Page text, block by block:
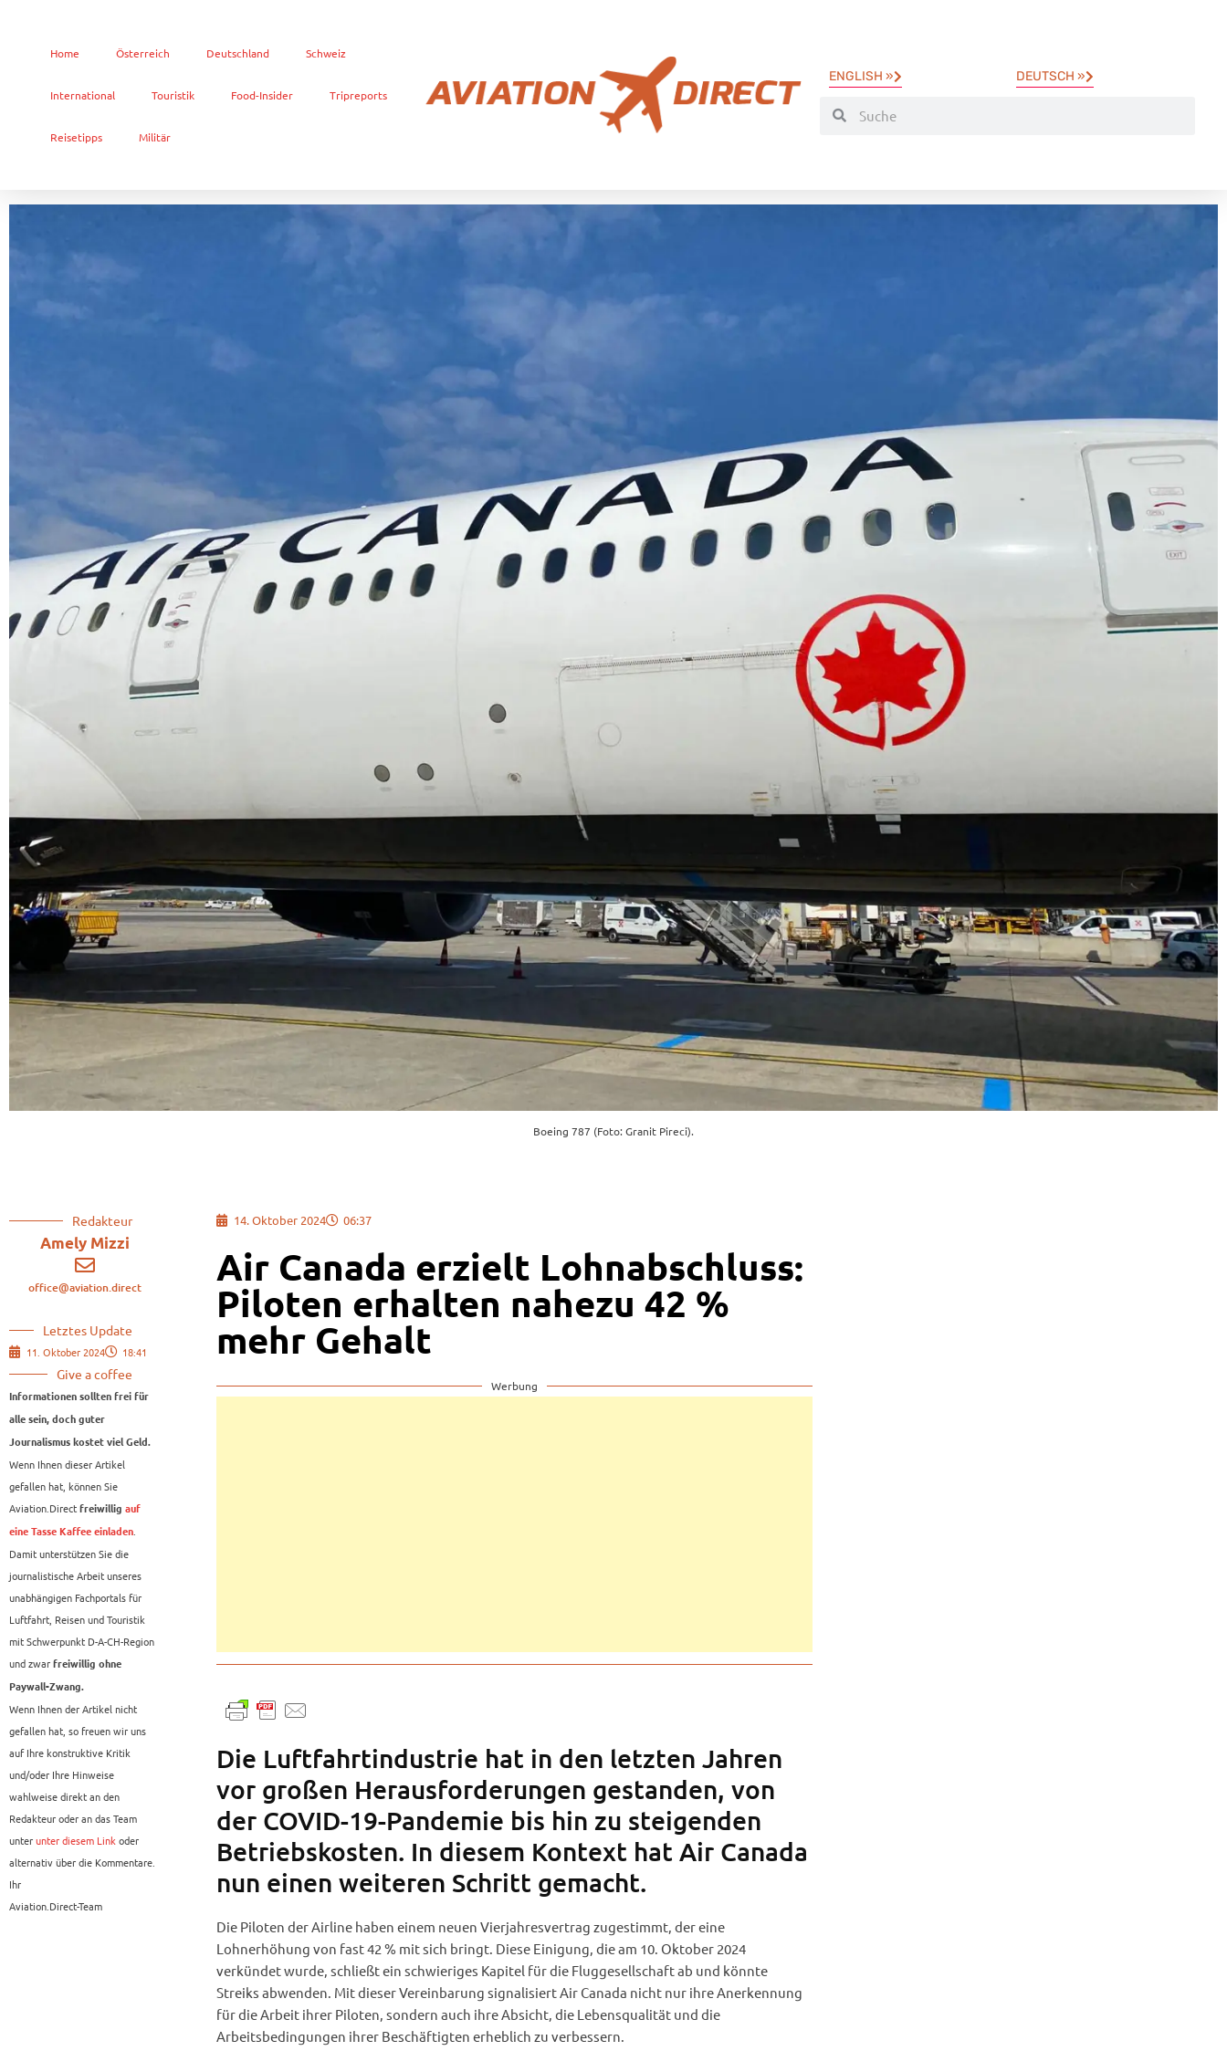
Home Österreich Deutschland Schweiz
International Touristik Food-Insider Tripreports
Reisetipps Militär
ENGLISH » DEUTSCH »
Boeing 787 (Foto: Granit Pireci).
Redakteur
Amely Mizzi
office@aviation.direct
Letztes Update
11. Oktober 2024 18:41
Give a coffee
Informationen sollten frei für
alle sein, doch guter
Journalismus kostet viel Geld.
Wenn Ihnen dieser Artikel
gefallen hat, können Sie
Aviation.Direct freiwillig auf
eine Tasse Kaffee einladen.
Damit unterstützen Sie die
journalistische Arbeit unseres
unabhängigen Fachportals für
Luftfahrt, Reisen und Touristik
mit Schwerpunkt D-A-CH-Region
und zwar freiwillig ohne
Paywall-Zwang.
Wenn Ihnen der Artikel nicht
gefallen hat, so freuen wir uns
auf Ihre konstruktive Kritik
und/oder Ihre Hinweise
wahlweise direkt an den
Redakteur oder an das Team
unterunter diesem Linkoder
alternativ über die Kommentare.
Ihr
Aviation.Direct-Team
14. Oktober 2024 06:37
Air Canada erzielt Lohnabschluss:
Piloten erhalten nahezu 42 %
mehr Gehalt
Werbung
Die Luftfahrtindustrie hat in den letzten Jahren
vor großen Herausforderungen gestanden, von
der COVID-19-Pandemie bis hin zu steigenden
Betriebskosten. In diesem Kontext hat Air Canada
nun einen weiteren Schritt gemacht.
Die Piloten der Airline haben einem neuen Vierjahresvertrag zugestimmt, der eine
Lohnerhöhung von fast 42 % mit sich bringt. Diese Einigung, die am 10. Oktober 2024
verkündet wurde, schließt ein schwieriges Kapitel für die Fluggesellschaft ab und könnte
Streiks abwenden. Mit dieser Vereinbarung signalisiert Air Canada nicht nur ihre Anerkennung
für die Arbeit ihrer Piloten, sondern auch ihre Absicht, die Lebensqualität und die
Arbeitsbedingungen ihrer Beschäftigten erheblich zu verbessern.